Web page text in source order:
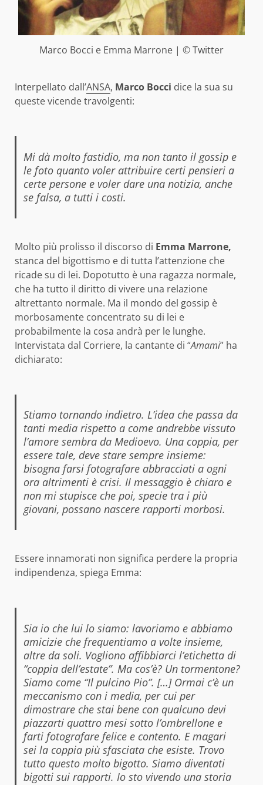
Marco Bocci e Emma Marrone | © Twitter
Interpellato dall’ANSA, Marco Bocci dice la sua su
queste vicende travolgenti:
Mi dà molto fastidio, ma non tanto il gossip e
le foto quanto voler attribuire certi pensieri a
certe persone e voler dare una notizia, anche
se falsa, a tutti i costi.
Molto più prolisso il discorso di Emma Marrone,
stanca del bigottismo e di tutta l’attenzione che
ricade su di lei. Dopotutto è una ragazza normale,
che ha tutto il diritto di vivere una relazione
altrettanto normale. Ma il mondo del gossip è
morbosamente concentrato su di lei e
probabilmente la cosa andrà per le lunghe.
Intervistata dal Corriere, la cantante di “Amami” ha
dichiarato:
Stiamo tornando indietro. L’idea che passa da
tanti media rispetto a come andrebbe vissuto
l’amore sembra da Medioevo. Una coppia, per
essere tale, deve stare sempre insieme:
bisogna farsi fotografare abbracciati a ogni
ora altrimenti è crisi. Il messaggio è chiaro e
non mi stupisce che poi, specie tra i più
giovani, possano nascere rapporti morbosi.
Essere innamorati non significa perdere la propria
indipendenza, spiega Emma:
Sia io che lui lo siamo: lavoriamo e abbiamo
amicizie che frequentiamo a volte insieme,
altre da soli. Vogliono affibbiarci l’etichetta di
“coppia dell’estate”. Ma cos’è? Un tormentone?
Siamo come “Il pulcino Pio”. […] Ormai c’è un
meccanismo con i media, per cui per
dimostrare che stai bene con qualcuno devi
piazzarti quattro mesi sotto l’ombrellone e
farti fotografare felice e contento. E magari
sei la coppia più sfasciata che esiste. Trovo
tutto questo molto bigotto. Siamo diventati
bigotti sui rapporti. Io sto vivendo una storia